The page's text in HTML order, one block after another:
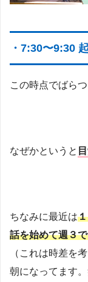
・7:30〜9:30
この時点でばら
なぜかというと
ちなみに最近は
話を始めて週３
（これは時差を
朝になってます。